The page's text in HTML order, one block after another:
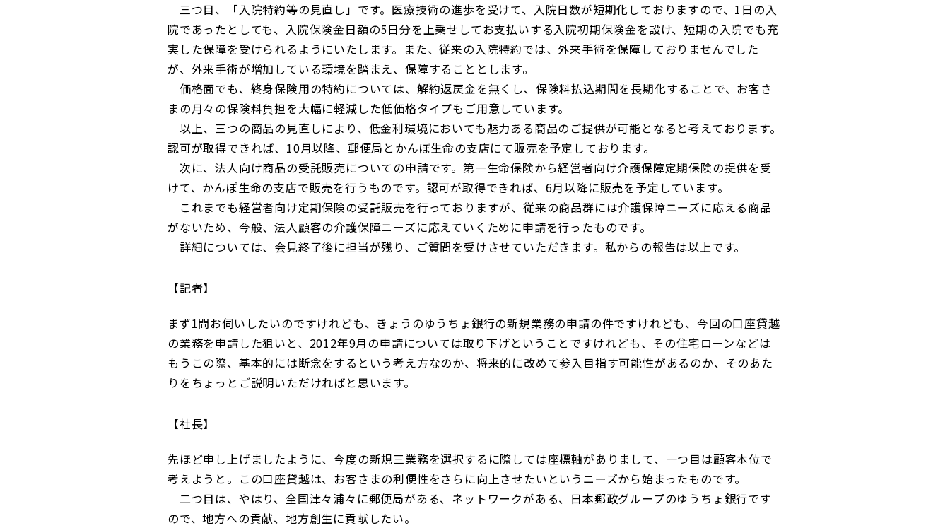
三つ目、「入院特約等の見直し」です。医療技術の進歩を受けて、入院日数が短期化しておりますので、1日の入
院であったとしても、入院保険金日額の5日分を上乗せしてお支払いする入院初期保険金を設け、短期の入院でも充
実した保障を受けられるようにいたします。また、従来の入院特約では、外来手術を保障しておりませんでした
が、外来手術が増加している環境を踏まえ、保障することとします。
価格面でも、終身保険用の特約については、解約返戻金を無くし、保険料払込期間を長期化することで、お客さ
まの月々の保険料負担を大幅に軽減した低価格タイプもご用意しています。
以上、三つの商品の見直しにより、低金利環境においても魅力ある商品のご提供が可能となると考えております。
認可が取得できれば、10月以降、郵便局とかんぽ生命の支店にて販売を予定しております。
次に、法人向け商品の受託販売についての申請です。第一生命保険から経営者向け介護保障定期保険の提供を受
けて、かんぽ生命の支店で販売を行うものです。認可が取得できれば、6月以降に販売を予定しています。
これまでも経営者向け定期保険の受託販売を行っておりますが、従来の商品群には介護保障ニーズに応える商品
がないため、今般、法人顧客の介護保障ニーズに応えていくために申請を行ったものです。
詳細については、会見終了後に担当が残り、ご質問を受けさせていただきます。私からの報告は以上です。
記者
まず1問お伺いしたいのですけれども、きょうのゆうちょ銀行の新規業務の申請の件ですけれども、今回の口座貸越
の業務を申請した狙いと、2012年9月の申請については取り下げということですけれども、その住宅ローンなどは
もうこの際、基本的には断念をするという考え方なのか、将来的に改めて参入目指す可能性があるのか、そのあた
りをちょっとご説明いただければと思います。
社長
先ほど申し上げましたように、今度の新規三業務を選択するに際しては座標軸がありまして、一つ目は顧客本位で
考えようと。この口座貸越は、お客さまの利便性をさらに向上させたいというニーズから始まったものです。
二つ目は、やはり、全国津々浦々に郵便局がある、ネットワークがある、日本郵政グループのゆうちょ銀行です
ので、地方への貢献、地方創生に貢献したい。